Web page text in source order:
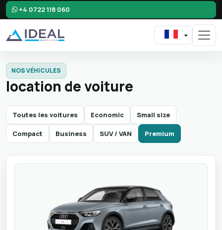
+4 0722 118 060
NOS VÉHICULES
location de voiture
Toutes les voitures Economic Small size
Compact Business SUV / VAN Premium